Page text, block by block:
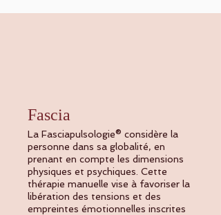
Fascia
La Fasciapulsologie® considère la
personne dans sa globalité, en
prenant en compte les dimensions
physiques et psychiques. Cette
thérapie manuelle vise à favoriser la
libération des tensions et des
empreintes émotionnelles inscrites